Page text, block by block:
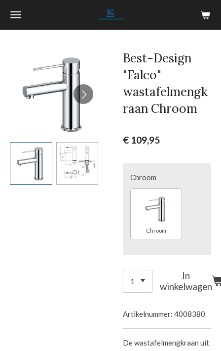
Ga
hoofdinhoud
Best-Design
"Falco"
wastafelmengk
raan Chroom
€ 109,95
Chroom
Chroom
In
winkelwagen
Artikelnummer: 4008380
De wastafelmengkraan uit